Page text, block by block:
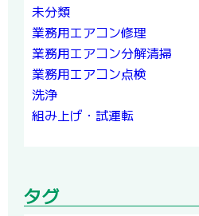
未分類
業務用エアコン修理
業務用エアコン分解清掃
業務用エアコン点検
洗浄
組み上げ・試運転
タグ